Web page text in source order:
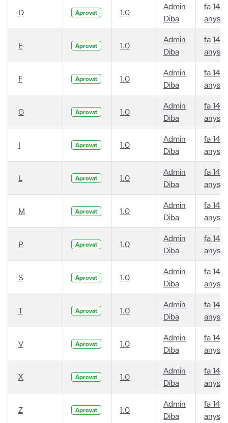
D Aprovat 1.0
Admin
Diba
fa 14
anys
E Aprovat 1.0
Admin
Diba
fa 14
anys
F Aprovat 1.0
Admin
Diba
fa 14
anys
G Aprovat 1.0
Admin
Diba
fa 14
anys
I Aprovat 1.0
Admin
Diba
fa 14
anys
L Aprovat 1.0
Admin
Diba
fa 14
anys
M Aprovat 1.0
Admin
Diba
fa 14
anys
P Aprovat 1.0
Admin
Diba
fa 14
anys
S Aprovat 1.0
Admin
Diba
fa 14
anys
T Aprovat 1.0
Admin
Diba
fa 14
anys
V Aprovat 1.0
Admin
Diba
fa 14
anys
X Aprovat 1.0
Admin
Diba
fa 14
anys
Z Aprovat 1.0
Admin
Diba
fa 14
anys